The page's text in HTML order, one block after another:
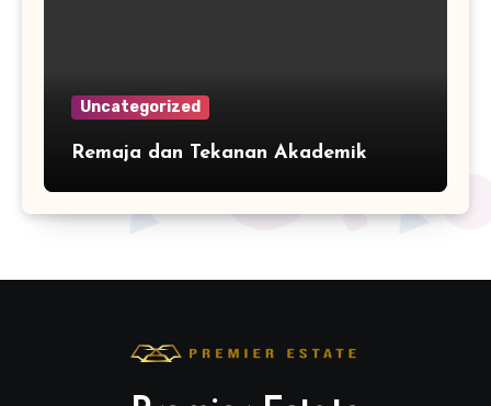
Uncategorized
Remaja dan Tekanan Akademik